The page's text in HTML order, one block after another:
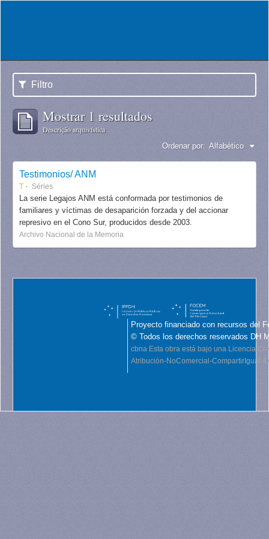
Filtro
Mostrar 1 resultados
Descrição arquivística
Ordenar por: Alfabético
Testimonios/ ANM
T Séries
La serie Legajos ANM está conformada por testimonios de
familiares y víctimas de desaparición forzada y del accionar
represivo en el Cono Sur, producidos desde 2003.
Archivo Nacional de la Memoria
Proyecto financiado con recursos del
© Todos los derechos reservados DH
cbna Esta obra está bajo una Licencia
Atribución-NoComercial-CompartirIgual